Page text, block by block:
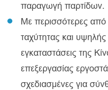
παραγωγή παρτίδων.
Με περισσότερες
ταχύτητας και υψηλής
εγκαταστάσεις της
επεξεργασίας
σχεδιασμένες για